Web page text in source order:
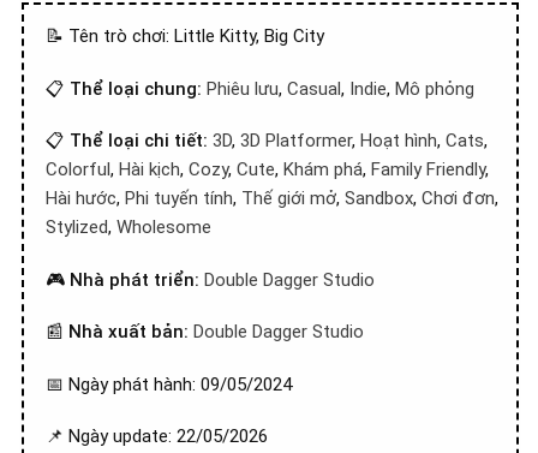
📝 Tên trò chơi: Little Kitty, Big City
📋 Thể loại chung: Phiêu lưu, Casual, Indie, Mô phỏng
📋 Thể loại chi tiết: 3D, 3D Platformer, Hoạt hình, Cats,
Colorful, Hài kịch, Cozy, Cute, Khám phá, Family Friendly,
Hài hước, Phi tuyến tính, Thế giới mở, Sandbox, Chơi đơn,
Stylized, Wholesome
🎮 Nhà phát triển: Double Dagger Studio
📰 Nhà xuất bản: Double Dagger Studio
📅 Ngày phát hành: 09/05/2024
📌 Ngày update: 22/05/2026